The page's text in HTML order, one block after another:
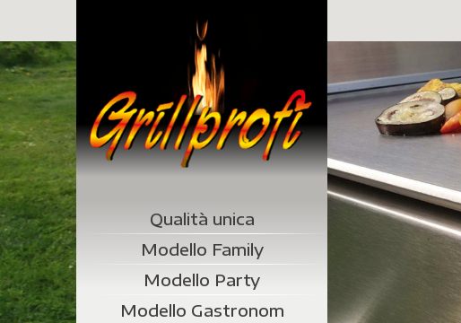
Qualità unica
Modello Family
Modello Party
Modello Gastronom